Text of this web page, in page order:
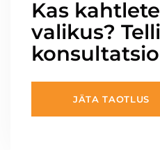
Kas
valikus?
JÄTA TAOTLUS